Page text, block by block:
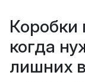
когда
лишних